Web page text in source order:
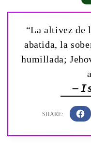
“La altivez de
abatida, la
humillada;
—